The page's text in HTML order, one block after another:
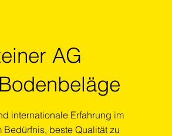
AG
internationale Erfahrung im
beste Qualität zu